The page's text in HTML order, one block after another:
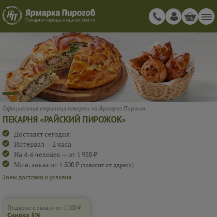
СКИДКА 5%
ПРИ ЗАКАЗЕ ОТ 1 500 ₽
RAISKIY_1
Подарок к заказу от 1 500 ₽
Скидка 5%